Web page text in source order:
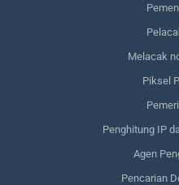
Melacak
Piksel
Penghitung IP
Agen
Pencarian